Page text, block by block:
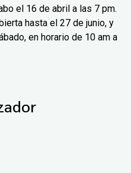
el 16 de abril a las 7 pm.
hasta el 27 de junio, y
en horario de 10 am a